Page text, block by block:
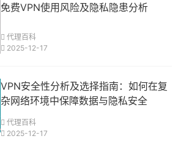
免费VPN使用风险及隐私隐患分析
代理百科
2025-12-17
VPN安全性分析及选择指南：如何在复
杂网络环境中保障数据与隐私安全
代理百科
2025-12-17